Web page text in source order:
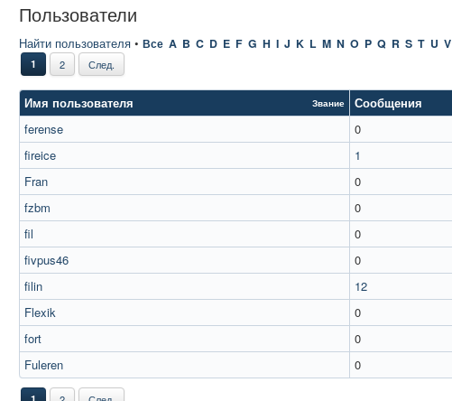
Пользователи
Найти пользователя • Все A B C D E F G H I J K L M N O P Q R S T U V
1 2 След.
Имя пользователя Звание Сообщения
ferense
0
fireice
1
Fran
0
fzbm
0
fil
0
fivpus46
0
filin
12
Flexik
0
fort
0
Fuleren
0